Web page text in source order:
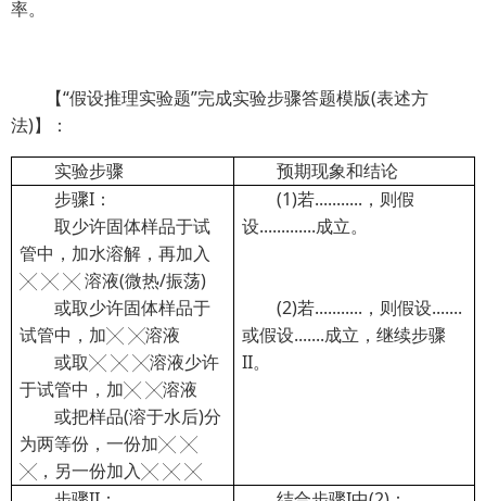
率。
【“假设推理实验题”完成实验步骤答题模版(表述方
法)】：
实验步骤
预期现象和结论
步骤I：
取少许固体样品于试
管中，加水溶解，再加入
╳ ╳ ╳ 溶液(微热/振荡)
或取少许固体样品于
试管中，加╳ ╳溶液
或取╳ ╳ ╳溶液少许
于试管中，加╳ ╳溶液
或把样品(溶于水后)分
为两等份，一份加╳ ╳
╳，另一份加入╳ ╳ ╳
(1)若...........，则假
设.............成立。
(2)若...........，则假设.......
或假设.......成立，继续步骤
II。